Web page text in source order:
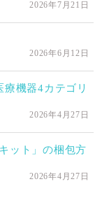
2026年7月21日
2026年6月12日
機器4カテゴリ
2026年4月27日
ット」の梱包方
2026年4月27日